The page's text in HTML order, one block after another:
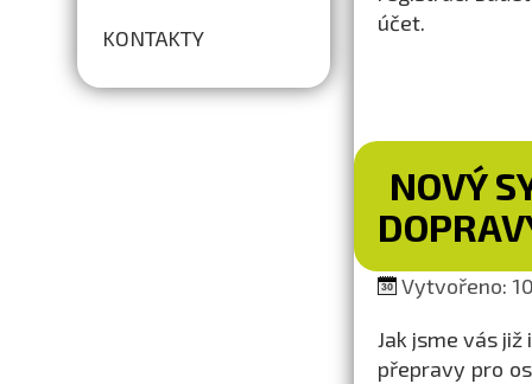
KONTAKTY
účet.
NOVÝ
Vytvořeno:
Jak jsme vás
přepravy pro